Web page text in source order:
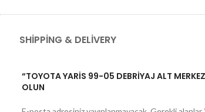
SHIPPING & DELIVERY
“TOYOTA YARİS 99-05 DEBRİYAJ ALT
OLUN